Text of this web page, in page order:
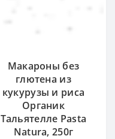
Макароны без
глютена из
кукурузы и риса
Органик
Тальятелле Pasta
Natura, 250г